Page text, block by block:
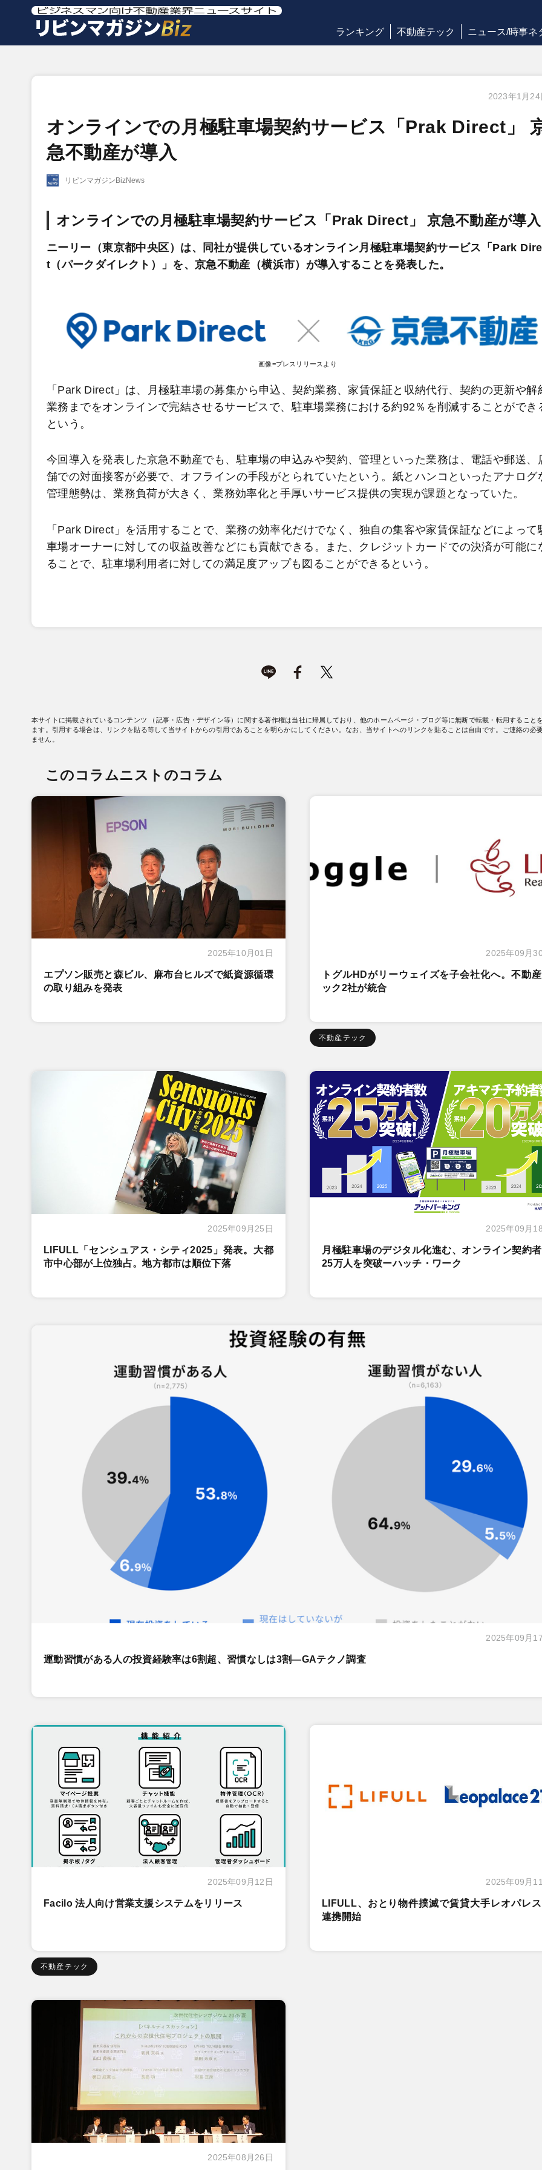
ランキング 不動産テック ニュース/時事ネ
2023年1月24
オンラインでの月極駐車場契約サービス「Prak Direct」
急不動産が導入
リビンマガジンBizNews
オンラインでの月極駐車場契約サービス「Prak Direct」 京急不動産が導入
ニーリー（東京都中央区）は、同社が提供しているオンライン月極駐車場契約サービス「Park
t（パークダイレクト）」を、京急不動産（横浜市）が導入することを発表した。
画像=プレスリリースより
「Park Direct」は、月極駐車場の募集から申込、契約業務、家賃保証と収納代行、契約の更新や解
業務までをオンラインで完結させるサービスで、駐車場業務における約92％を削減することができ
という。
今回導入を発表した京急不動産でも、駐車場の申込みや契約、管理といった業務は、電話や郵送、
舗での対面接客が必要で、オフラインの手段がとられていたという。紙とハンコといったアナログ
管理態勢は、業務負荷が大きく、業務効率化と手厚いサービス提供の実現が課題となっていた。
「Park Direct」を活用することで、業務の効率化だけでなく、独自の集客や家賃保証などによって
車場オーナーに対しての収益改善などにも貢献できる。また、クレジットカードでの決済が可能に
ることで、駐車場利用者に対しての満足度アップも図ることができるという。
本サイトに掲載されているコンテンツ （記事・広告・デザイン等）に関する著作権は当社に帰属しており、他のホームページ・ブログ等に無断で転載・転用すること
ます。引用する場合は、リンクを貼る等して当サイトからの引用であることを明らかにしてください。なお、当サイトへのリンクを貼ることは自由です。ご連絡の必
ません。
このコラムニストのコラム
2025年10月01日
エプソン販売と森ビル、麻布台ヒルズで紙資源循環
の取り組みを発表
2025年09月
トグルHDがリーウェイズを子会社化へ。不動
ック2社が統合
不動産テック
2025年09月25日
LIFULL「センシュアス・シティ2025」発表。大都
市中心部が上位独占。地方都市は順位下落
2025年09月
月極駐車場のデジタル化進む、オンライン契約
25万人を突破ーハッチ・ワーク
2025年09月
運動習慣がある人の投資経験率は6割超、習慣なしは3割―GAテクノ調査
2025年09月12日
Facilo 法人向け営業支援システムをリリース
不動産テック
2025年09月
LIFULL、おとり物件撲滅で賃貸大手レオパレ
連携開始
2025年08月26日